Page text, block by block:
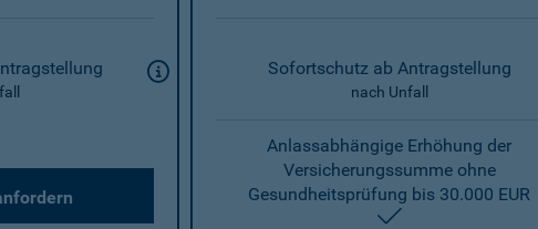
Sofortschutz ab Antragstellung
nach Unfall
Anlassabhängige Erhöhung der
Versicherungssumme ohne
Gesundheitsprüfung bis 30.000 EUR
enthalten